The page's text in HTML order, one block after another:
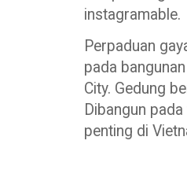
instagramable.
Perpaduan
pada
City. Gedung
Dibangun
penting di